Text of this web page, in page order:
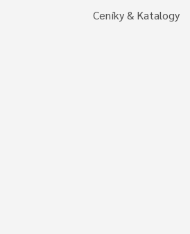
Ceníky & Katalogy